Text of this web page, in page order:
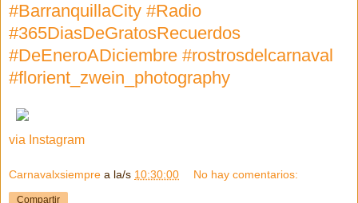
#BarranquillaCity #Radio
#365DiasDeGratosRecuerdos
#DeEneroADiciembre #rostrosdelcarnaval
#florient_zwein_photography
via Instagram
Carnavalxsiempre a la/s 10:30:00 No hay comentarios:
Compartir